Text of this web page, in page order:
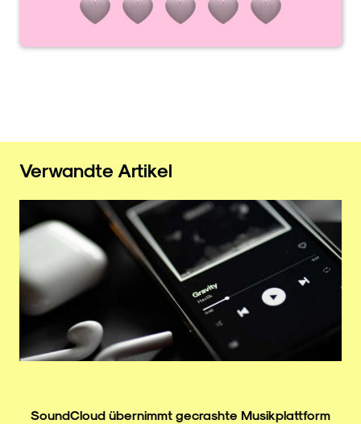
Verwandte Artikel
SoundCloud übernimmt gecrashte Musikplattform